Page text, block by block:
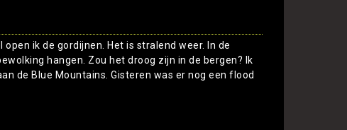
open ik de gordijnen. Het is stralend weer. In de
hangen. Zou het droog zijn in de bergen? Ik
de Blue Mountains. Gisteren was er nog een flood